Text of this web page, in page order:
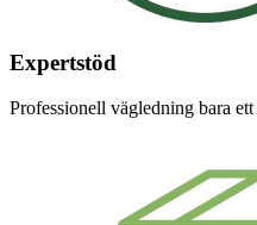
Expertstöd
Professionell vägledning bara